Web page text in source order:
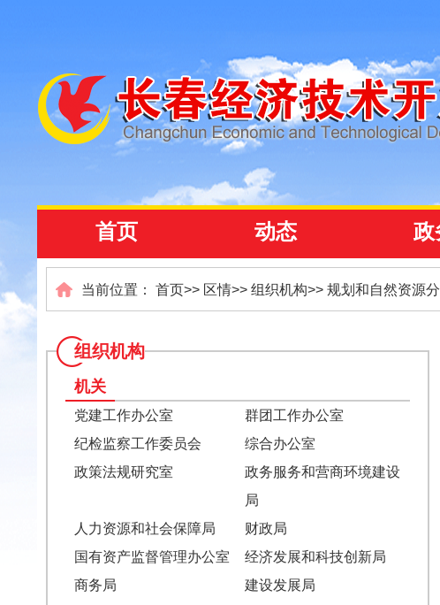
首页 动态 政
当前位置： 首页>> 区情>> 组织机构>> 规划和自然资源
组织机构
机关
党建工作办公室
群团工作办公室
纪检监察工作委员会
综合办公室
政策法规研究室
政务服务和营商环境建设
局
人力资源和社会保障局
财政局
国有资产监督管理办公室
经济发展和科技创新局
商务局
建设发展局